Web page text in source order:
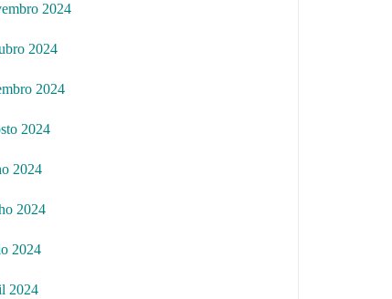
2024
2024
2024
2024
2024
2024
2024
2024